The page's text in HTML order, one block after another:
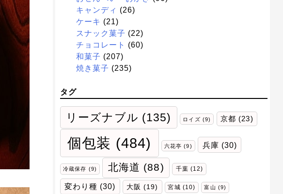
キャンディ (26)
ケーキ (21)
スナック菓子 (22)
チョコレート
(60)
和菓子 (207)
焼き菓子 (235)
タグ
リーズナブル (135) ロイズ (9) 京都 (23)
個包装 (484) 六花亭 (9) 兵庫 (30)
冷蔵保存 (9) 北海道 (88) 千葉 (12)
変わり種 (30) 大阪 (19) 宮城 (10) 富山 (9)